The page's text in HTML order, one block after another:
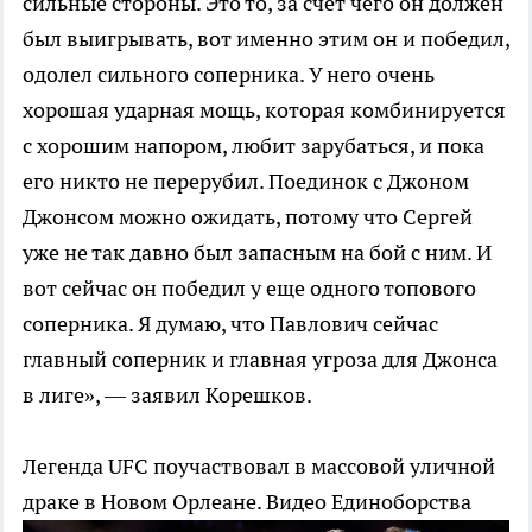
был выигрывать, вот именно этим он и победил,
одолел сильного соперника. У него очень
хорошая ударная мощь, которая комбинируется
с хорошим напором, любит зарубаться, и пока
его никто не перерубил. Поединок с Джоном
Джонсом можно ожидать, потому что Сергей
уже не так давно был запасным на бой с ним. И
вот сейчас он победил у еще одного топового
соперника. Я думаю, что Павлович сейчас
главный соперник и главная угроза для Джонса
в лиге», — заявил Корешков.
Легенда UFC поучаствовал в массовой уличной
драке в Новом Орлеане. ВидеоЕдиноборства